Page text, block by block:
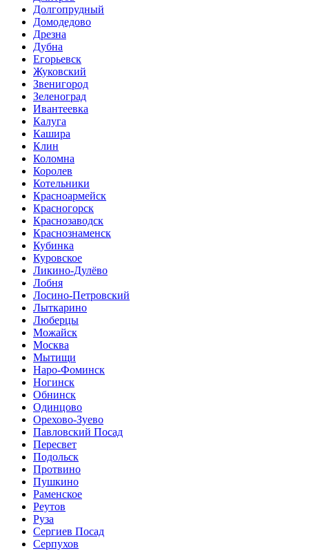
Долгопрудный
Домодедово
Дрезна
Дубна
Егорьевск
Жуковский
Звенигород
Зеленоград
Ивантеевка
Калуга
Кашира
Клин
Коломна
Королев
Котельники
Красноармейск
Красногорск
Краснозаводск
Краснознаменск
Кубинка
Куровское
Ликино-Дулёво
Лобня
Лосино-Петровский
Лыткарино
Люберцы
Можайск
Москва
Мытищи
Наро-Фоминск
Ногинск
Обнинск
Одинцово
Орехово-Зуево
Павловский Посад
Пересвет
Подольск
Протвино
Пушкино
Раменское
Реутов
Руза
Сергиев Посад
Серпухов